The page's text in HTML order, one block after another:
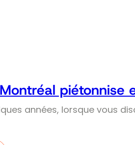
piétonnise
années, lorsque vous